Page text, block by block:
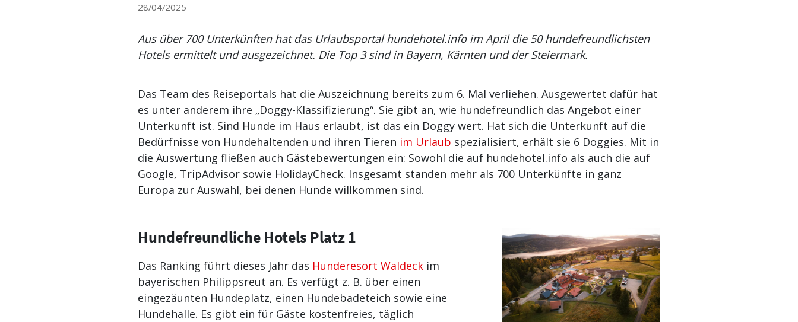
28/04/2025
Aus über 700 Unterkünften hat das Urlaubsportal hundehotel.info im April die 50 hundefreundlichsten
Hotels ermittelt und ausgezeichnet. Die Top 3 sind in Bayern, Kärnten und der Steiermark.
Das Team des Reiseportals hat die Auszeichnung bereits zum 6. Mal verliehen. Ausgewertet dafür hat
es unter anderem ihre „Doggy-Klassifizierung“. Sie gibt an, wie hundefreundlich das Angebot einer
Unterkunft ist. Sind Hunde im Haus erlaubt, ist das ein Doggy wert. Hat sich die Unterkunft auf die
Bedürfnisse von Hundehaltenden und ihren Tieren im Urlaub spezialisiert, erhält sie 6 Doggies. Mit in
die Auswertung fließen auch Gästebewertungen ein: Sowohl die auf hundehotel.info als auch die auf
Google, TripAdvisor sowie HolidayCheck. Insgesamt standen mehr als 700 Unterkünfte in ganz
Europa zur Auswahl, bei denen Hunde willkommen sind.
Hundefreundliche Hotels Platz 1
Das Ranking führt dieses Jahr das Hunderesort Waldeck im
bayerischen Philippsreut an. Es verfügt z. B. über einen
eingezäunten Hundeplatz, einen Hundebadeteich sowie eine
Hundehalle. Es gibt ein für Gäste kostenfreies, täglich